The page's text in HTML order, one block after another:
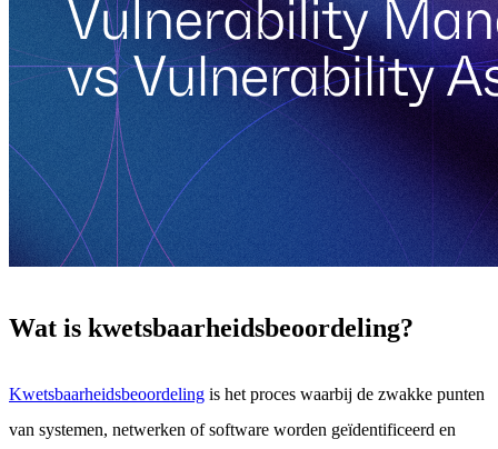
Wat is kwetsbaarheidsbeoordeling?
Kwetsbaarheidsbeoordeling is het proces waarbij de zwakke punten
van systemen, netwerken of software worden geïdentificeerd en